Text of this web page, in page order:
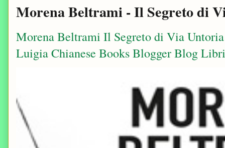
Morena Beltrami - Il Segreto di
Morena Beltrami Il Segreto di Via
Luigia Chianese Books Blogger Blog